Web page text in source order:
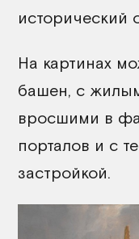
исторический
На картинах
башен, с
вросшими в
порталов и с
застройкой.